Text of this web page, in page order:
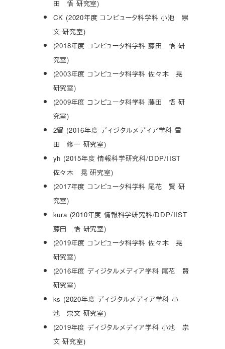
田 悟 研究室)
CK (2020年度 コンピュータ科学科 小池 崇
文 研究室)
(2018年度 コンピュータ科学科 藤田 悟 研
究室)
(2003年度 コンピュータ科学科 佐々木 晃
研究室)
(2009年度 コンピュータ科学科 藤田 悟 研
究室)
2留 (2016年度 ディジタルメディア学科 雪
田 修一 研究室)
yh (2015年度 情報科学研究科/DDP/IIST
佐々木 晃 研究室)
(2017年度 コンピュータ科学科 尾花 賢 研
究室)
kura (2010年度 情報科学研究科/DDP/IIST
藤田 悟 研究室)
(2019年度 コンピュータ科学科 佐々木 晃
研究室)
(2016年度 ディジタルメディア学科 尾花 賢
研究室)
ks (2020年度 ディジタルメディア学科 小
池 崇文 研究室)
(2019年度 ディジタルメディア学科 小池 崇
文 研究室)